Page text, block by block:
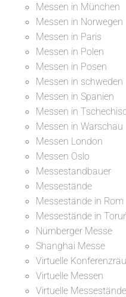
Messen in München
Messen in Norwegen
Messen in Paris
Messen in Polen
Messen in Posen
Messen in schweden
Messen in Spanien
Messen in
Messen in Warschau
Messen London
Messen Oslo
Messestandbauer
Messestände
Messestände in Rom
Messestände in
Nürnberger Messe
Shanghai Messe
Virtuelle
Virtuelle Messen
Virtuelle Messestände